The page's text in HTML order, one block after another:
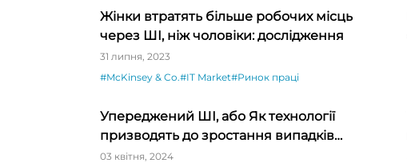
Жінки втратять більше робочих місць
через ШІ, ніж чоловіки: дослідження
31 липня, 2023
#McKinsey & Co.#IT Market#Ринок праці
Упереджений ШІ, або Як технології
призводять до зростання випадків
дискримінації
03 квітня, 2024